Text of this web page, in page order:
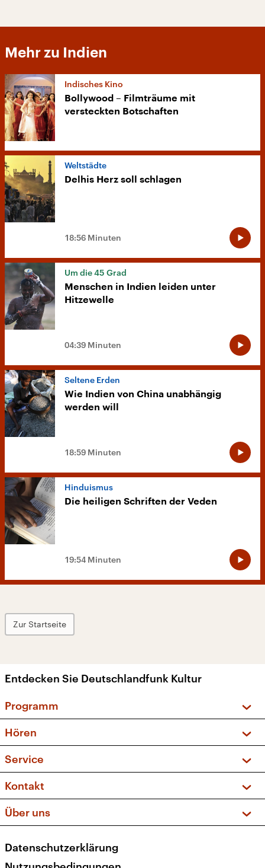
Mehr zu Indien
Indisches Kino
Bollywood – Filmträume mit
versteckten Botschaften
Weltstädte
Delhis Herz soll schlagen
18:56 Minuten
Um die 45 Grad
Menschen in Indien leiden unter
Hitzewelle
04:39 Minuten
Seltene Erden
Wie Indien von China unabhängig
werden will
18:59 Minuten
Hinduismus
Die heiligen Schriften der Veden
19:54 Minuten
Zur Startseite
Entdecken Sie Deutschlandfunk Kultur
Programm
Sendungen und Podcasts
Musikliste
Kakadu – Das Kinderprogramm
Hören
Frequenzen (UKW + DAB+)
Service
FAQ
Apps
Newsletter
Kontakt
Social Media
Über uns
Presse
Datenschutzerklärung